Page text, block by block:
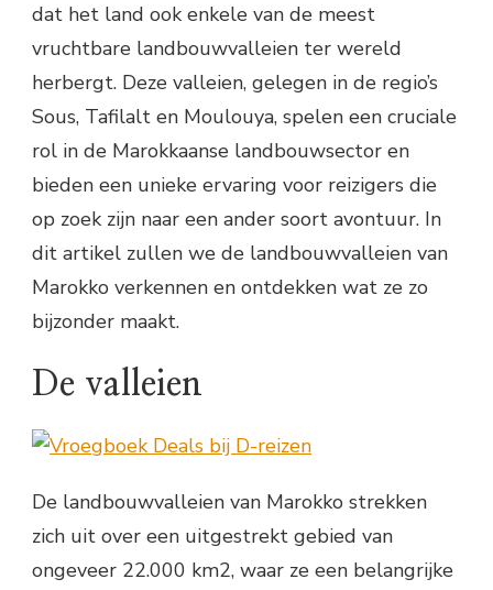
dat het land ook enkele van de meest
vruchtbare landbouwvalleien ter wereld
herbergt. Deze valleien, gelegen in de regio’s
Sous, Tafilalt en Moulouya, spelen een cruciale
rol in de Marokkaanse landbouwsector en
bieden een unieke ervaring voor reizigers die
op zoek zijn naar een ander soort avontuur. In
dit artikel zullen we de landbouwvalleien van
Marokko verkennen en ontdekken wat ze zo
bijzonder maakt.
De valleien
De landbouwvalleien van Marokko strekken
zich uit over een uitgestrekt gebied van
ongeveer 22.000 km2, waar ze een belangrijke